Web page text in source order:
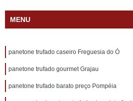
MENU
panetone trufado caseiro Freguesia do Ó
panetone trufado gourmet Grajau
panetone trufado barato preço Pompéia